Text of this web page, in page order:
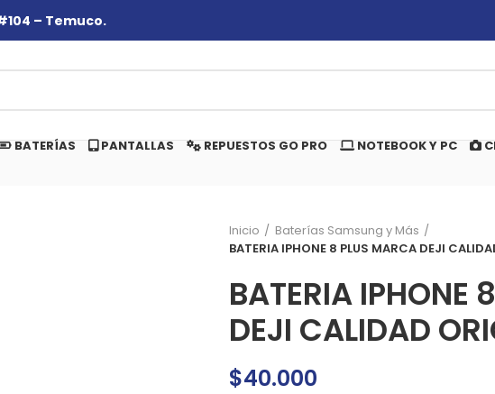
– Temuco.
BATERÍAS PANTALLAS REPUESTOS GO PRO NOTEBOOK Y PC
Inicio
Baterías Samsung y Más
BATERIA IPHONE 8 PLUS MARCA DEJI
BATERIA IPHONE
DEJI CALIDAD
$40.000